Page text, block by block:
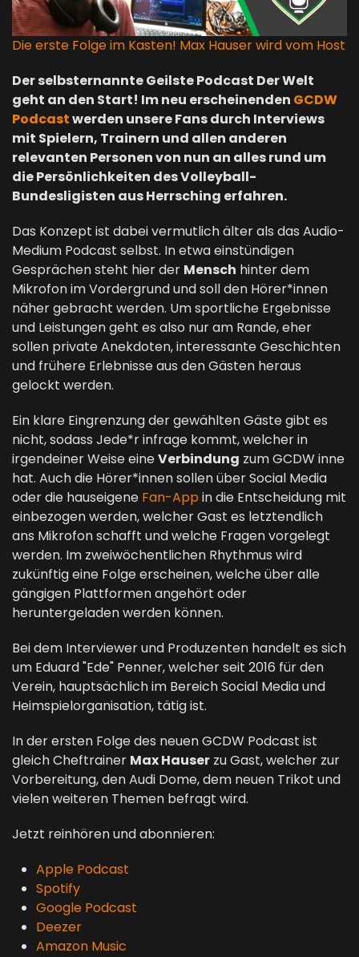
Die erste Folge im Kasten! Max Hauser wird vom Host
Der selbsternannte Geilste Podcast Der Welt
geht an den Start! Im neu erscheinenden GCDW
Podcastwerden unsere Fans durch Interviews
mit Spielern, Trainern und allen anderen
relevanten Personen von nun an alles rund um
die Persönlichkeiten des Volleyball-
Bundesligisten aus Herrsching erfahren.
Das Konzept ist dabei vermutlich älter als das Audio-
Medium Podcast selbst. In etwa einstündigen
Gesprächen steht hier der Mensch hinter dem
Mikrofon im Vordergrund und soll den Hörer*innen
näher gebracht werden. Um sportliche Ergebnisse
und Leistungen geht es also nur am Rande, eher
sollen private Anekdoten, interessante Geschichten
und frühere Erlebnisse aus den Gästen heraus
gelockt werden.
Ein klare Eingrenzung der gewählten Gäste gibt es
nicht, sodass Jede*r infrage kommt, welcher in
irgendeiner Weise eineVerbindung zum GCDW inne
hat. Auch die Hörer*innen sollen über Social Media
oder die hauseigene Fan-App in die Entscheidung mit
einbezogen werden, welcher Gast es letztendlich
ans Mikrofon schafft und welche Fragen vorgelegt
werden. Im zweiwöchentlichen Rhythmus wird
zukünftig eine Folge erscheinen, welche über alle
gängigen Plattformen angehört oder
heruntergeladen werden können.
Bei dem Interviewer und Produzenten handelt es sich
um Eduard "Ede" Penner, welcher seit 2016 für den
Verein, hauptsächlich im Bereich Social Media und
Heimspielorganisation, tätig ist.
In der ersten Folge des neuen GCDW Podcast ist
gleich Cheftrainer Max Hauser zu Gast, welcher zur
Vorbereitung, den Audi Dome, dem neuen Trikot und
vielen weiteren Themen befragt wird.
Jetzt reinhören und abonnieren:
Apple Podcast
Spotify
Google Podcast
Deezer
Amazon Music